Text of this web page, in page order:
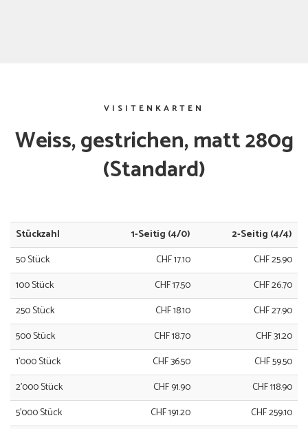
VISITENKARTEN
Weiss, gestrichen, matt 280g
(Standard)
Stückzahl 1-Seitig (4/0)
2-Seitig (4/4)
50 Stück
CHF 17.10
CHF 25.90
100 Stück
CHF 17.50
CHF 26.70
250 Stück
CHF 18.10
CHF 27.90
500 Stück
CHF 18.70
CHF 31.20
1'000 Stück
CHF 36.50
CHF 59.50
2'000 Stück
CHF 91.90
CHF 118.90
5'000 Stück
CHF 191.20
CHF 259.10